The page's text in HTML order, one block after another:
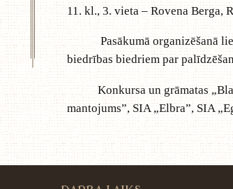
11. kl., 3. vieta – Rovena Berga,
Pasākumā organizēšanā liels
biedrības biedriem par
Konkursa un grāmatas
mantojums”, SIA „Elbra”, SIA